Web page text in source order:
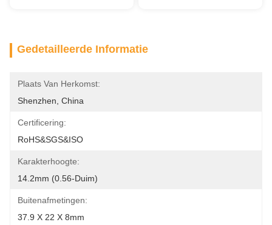
Gedetailleerde Informatie
Plaats Van Herkomst:
Shenzhen, China
Certificering:
RoHS&SGS&ISO
Karakterhoogte:
14.2mm (0.56-Duim)
Buitenafmetingen:
37.9 X 22 X 8mm